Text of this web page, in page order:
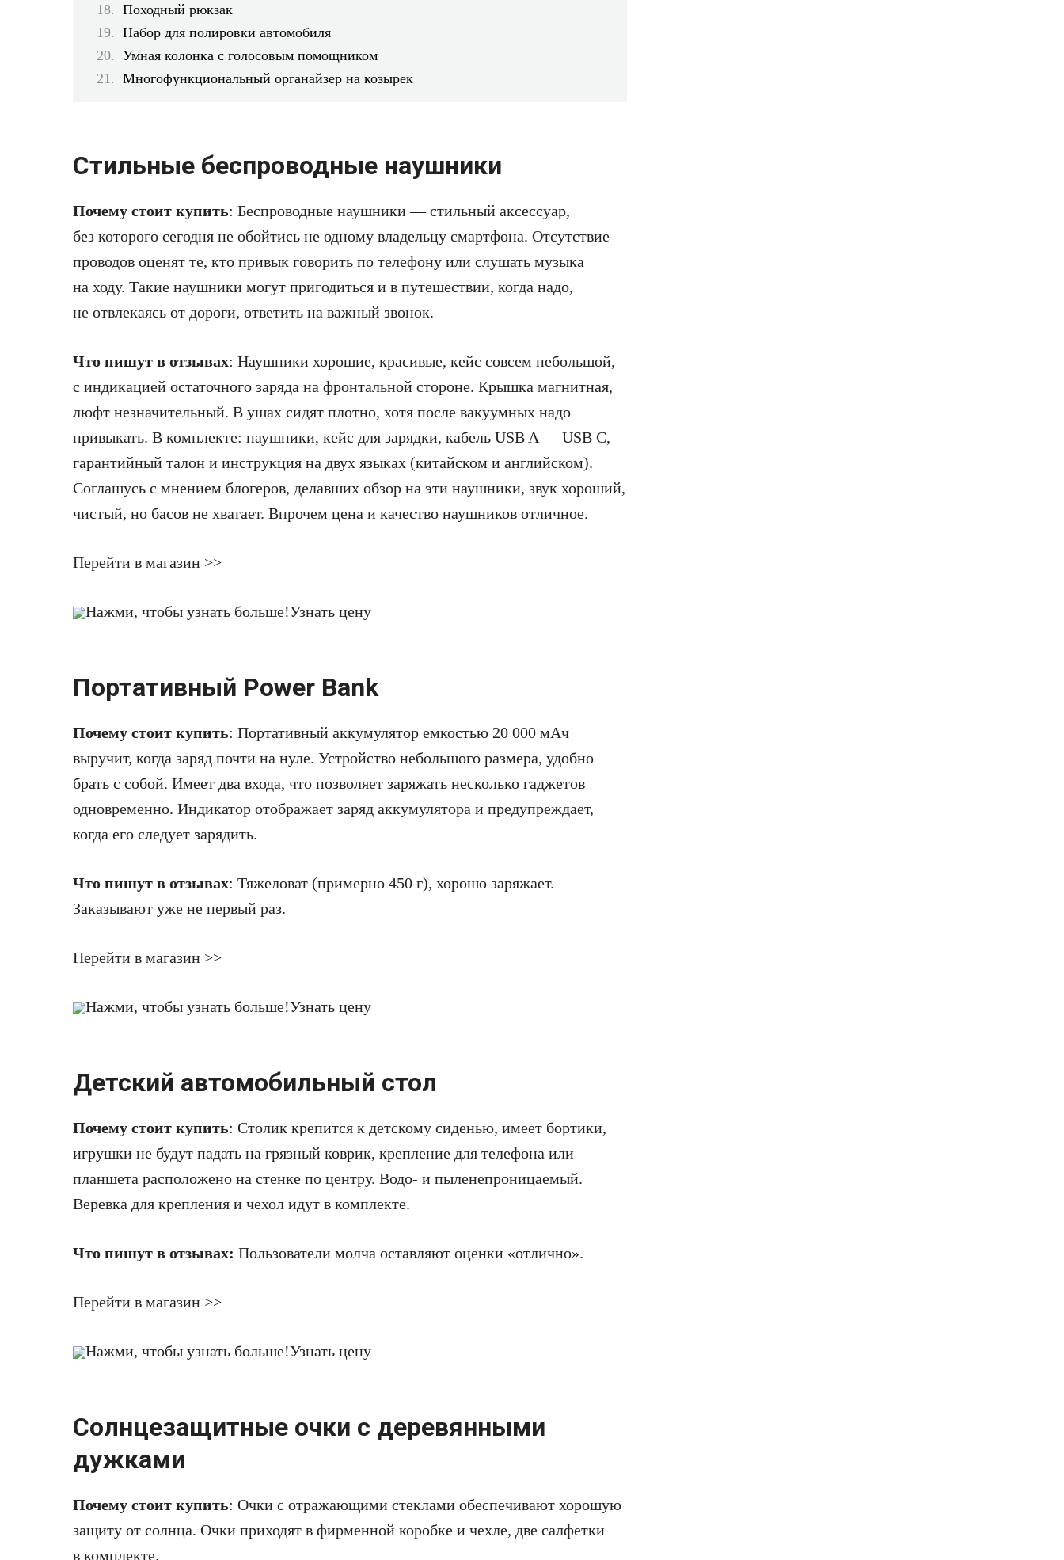
Походный рюкзак
Набор для полировки автомобиля
Умная колонка с голосовым помощником
Многофункциональный органайзер на козырек
Стильные беспроводные наушники
Почему стоит купить: Беспроводные наушники — стильный аксессуар,
без которого сегодня не обойтись не одному владельцу смартфона. Отсутствие
проводов оценят те, кто привык говорить по телефону или слушать музыка
на ходу. Такие наушники могут пригодиться и в путешествии, когда надо,
не отвлекаясь от дороги, ответить на важный звонок.
Что пишут в отзывах: Наушники хорошие, красивые, кейс совсем небольшой,
с индикацией остаточного заряда на фронтальной стороне. Крышка магнитная,
люфт незначительный. В ушах сидят плотно, хотя после вакуумных надо
привыкать. В комплекте: наушники, кейс для зарядки, кабель USB A — USB C,
гарантийный талон и инструкция на двух языках (китайском и английском).
Соглашусь с мнением блогеров, делавших обзор на эти наушники, звук хороший,
чистый, но басов не хватает. Впрочем цена и качество наушников отличное.
Перейти в магазин >>
Нажми, чтобы узнать больше!Узнать цену
Портативный Power Bank
Почему стоит купить: Портативный аккумулятор емкостью 20 000 мАч
выручит, когда заряд почти на нуле. Устройство небольшого размера, удобно
брать с собой. Имеет два входа, что позволяет заряжать несколько гаджетов
одновременно. Индикатор отображает заряд аккумулятора и предупреждает,
когда его следует зарядить.
Что пишут в отзывах: Тяжеловат (примерно 450 г), хорошо заряжает.
Заказывают уже не первый раз.
Перейти в магазин >>
Нажми, чтобы узнать больше!Узнать цену
Детский автомобильный стол
Почему стоит купить: Столик крепится к детскому сиденью, имеет бортики,
игрушки не будут падать на грязный коврик, крепление для телефона или
планшета расположено на стенке по центру. Водо- и пыленепроницаемый.
Веревка для крепления и чехол идут в комплекте.
Что пишут в отзывах: Пользователи молча оставляют оценки «отлично».
Перейти в магазин >>
Нажми, чтобы узнать больше!Узнать цену
Солнцезащитные очки с деревянными
дужками
Почему стоит купить: Очки с отражающими стеклами обеспечивают хорошую
защиту от солнца. Очки приходят в фирменной коробке и чехле, две салфетки
в комплекте.